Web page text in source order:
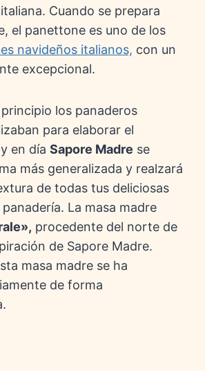
Cuando se prepara
el panettone es uno de los
navideños italianos, con un
excepcional.
los panaderos
para elaborar el
en día Sapore Madre se
más generalizada y realzará
de todas tus deliciosas
La masa madre
procedente del norte de
de Sapore Madre.
masa madre se ha
de forma